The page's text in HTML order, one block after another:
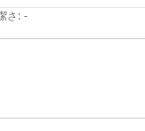
さ: -